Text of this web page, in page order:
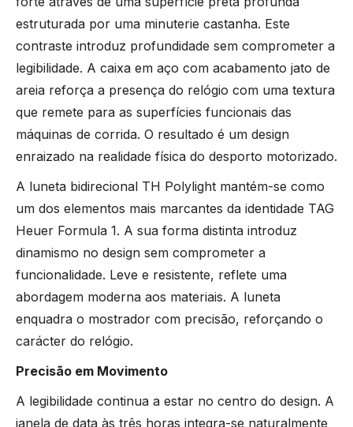
TOMMY HILFIGER
estruturada por uma minuterie castanha. Este
contraste introduz profundidade sem comprometer a
legibilidade. A caixa em aço com acabamento jato de
areia reforça a presença do relógio com uma textura
que remete para as superfícies funcionais das
máquinas de corrida. O resultado é um design
enraizado na realidade física do desporto motorizado.
A luneta bidirecional TH Polylight mantém-se como
um dos elementos mais marcantes da identidade TAG
Heuer Formula 1. A sua forma distinta introduz
dinamismo no design sem comprometer a
funcionalidade. Leve e resistente, reflete uma
abordagem moderna aos materiais. A luneta
enquadra o mostrador com precisão, reforçando o
carácter do relógio.
Precisão em Movimento
A legibilidade continua a estar no centro do design. A
janela de data às três horas integra-se naturalmente